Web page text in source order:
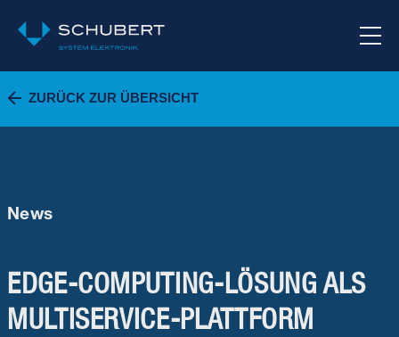
ZURÜCK ZUR ÜBERSICHT
News
EDGE-COMPUTING-LÖSUNG ALS
MULTISERVICE-PLATTFORM